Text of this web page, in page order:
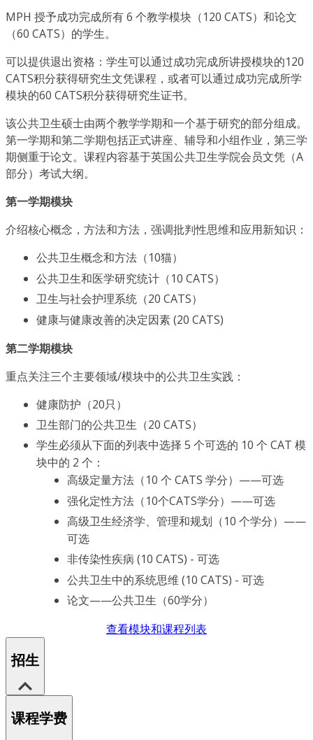
MPH 授予成功完成所有 6 个教学模块（120 CATS）和论文
（60 CATS）的学生。
可以提供退出资格：学生可以通过成功完成所讲授模块的120
CATS积分获得研究生文凭课程，或者可以通过成功完成所学
模块的60 CATS积分获得研究生证书。
该公共卫生硕士由两个教学学期和一个基于研究的部分组成。
第一学期和第二学期包括正式讲座、辅导和小组作业，第三学
期侧重于论文。课程内容基于英国公共卫生学院会员文凭（A
部分）考试大纲。
第一学期模块
介绍核心概念，方法和方法，强调批判性思维和应用新知识：
公共卫生概念和方法（10猫）
公共卫生和医学研究统计（10 CATS）
卫生与社会护理系统（20 CATS）
健康与健康改善的决定因素 (20 CATS)
第二学期模块
重点关注三个主要领域/模块中的公共卫生实践：
健康防护（20只）
卫生部门的公共卫生（20 CATS）
学生必须从下面的列表中选择 5 个可选的 10 个 CAT 模
块中的 2 个：
高级定量方法（10 个 CATS 学分）——可选
强化定性方法（10个CATS学分）——可选
高级卫生经济学、管理和规划（10 个学分）——
可选
非传染性疾病 (10 CATS) - 可选
公共卫生中的系统思维 (10 CATS) - 可选
论文——公共卫生（60学分）
查看模块和课程列表
招生
课程学费